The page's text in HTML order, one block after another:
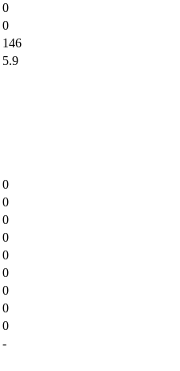
0
0
146
5.9
0
0
0
0
0
0
0
0
0
-